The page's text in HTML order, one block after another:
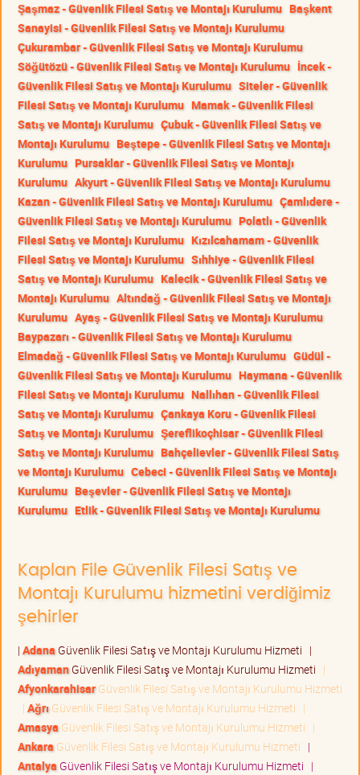
Şaşmaz - Güvenlik Filesi Satış ve Montajı Kurulumu Başkent
Sanayisi - Güvenlik Filesi Satış ve Montajı Kurulumu
Çukurambar - Güvenlik Filesi Satış ve Montajı Kurulumu
Söğütözü - Güvenlik Filesi Satış ve Montajı Kurulumu İncek -
Güvenlik Filesi Satış ve Montajı Kurulumu Siteler - Güvenlik
Filesi Satış ve Montajı Kurulumu Mamak - Güvenlik Filesi
Satış ve Montajı Kurulumu Çubuk - Güvenlik Filesi Satış ve
Montajı Kurulumu Beştepe - Güvenlik Filesi Satış ve Montajı
Kurulumu Pursaklar - Güvenlik Filesi Satış ve Montajı
Kurulumu Akyurt - Güvenlik Filesi Satış ve Montajı Kurulumu
Kazan - Güvenlik Filesi Satış ve Montajı Kurulumu Çamlıdere -
Güvenlik Filesi Satış ve Montajı Kurulumu Polatlı - Güvenlik
Filesi Satış ve Montajı Kurulumu Kızılcahamam - Güvenlik
Filesi Satış ve Montajı Kurulumu Sıhhiye - Güvenlik Filesi
Satış ve Montajı Kurulumu Kalecik - Güvenlik Filesi Satış ve
Montajı Kurulumu Altındağ - Güvenlik Filesi Satış ve Montajı
Kurulumu Ayaş - Güvenlik Filesi Satış ve Montajı Kurulumu
Baypazarı - Güvenlik Filesi Satış ve Montajı Kurulumu
Elmadağ - Güvenlik Filesi Satış ve Montajı Kurulumu Güdül -
Güvenlik Filesi Satış ve Montajı Kurulumu Haymana - Güvenlik
Filesi Satış ve Montajı Kurulumu Nallıhan - Güvenlik Filesi
Satış ve Montajı Kurulumu Çankaya Koru - Güvenlik Filesi
Satış ve Montajı Kurulumu Şereflikoçhisar - Güvenlik Filesi
Satış ve Montajı Kurulumu Bahçelievler - Güvenlik Filesi Satış
ve Montajı Kurulumu Cebeci - Güvenlik Filesi Satış ve Montajı
Kurulumu Beşevler - Güvenlik Filesi Satış ve Montajı
Kurulumu Etlik - Güvenlik Filesi Satış ve Montajı Kurulumu
Kaplan File Güvenlik Filesi Satış ve
Montajı Kurulumu hizmetini verdiğimiz
şehirler
| Adana Güvenlik Filesi Satış ve Montajı Kurulumu Hizmeti |
AdıyamanGüvenlik Filesi Satış ve Montajı Kurulumu Hizmeti |
AfyonkarahisarGüvenlik Filesi Satış ve Montajı Kurulumu Hizmeti
| Ağrı Güvenlik Filesi Satış ve Montajı Kurulumu Hizmeti |
Amasya Güvenlik Filesi Satış ve Montajı Kurulumu Hizmeti |
Ankara Güvenlik Filesi Satış ve Montajı Kurulumu Hizmeti |
Antalya Güvenlik Filesi Satış ve Montajı Kurulumu Hizmeti |